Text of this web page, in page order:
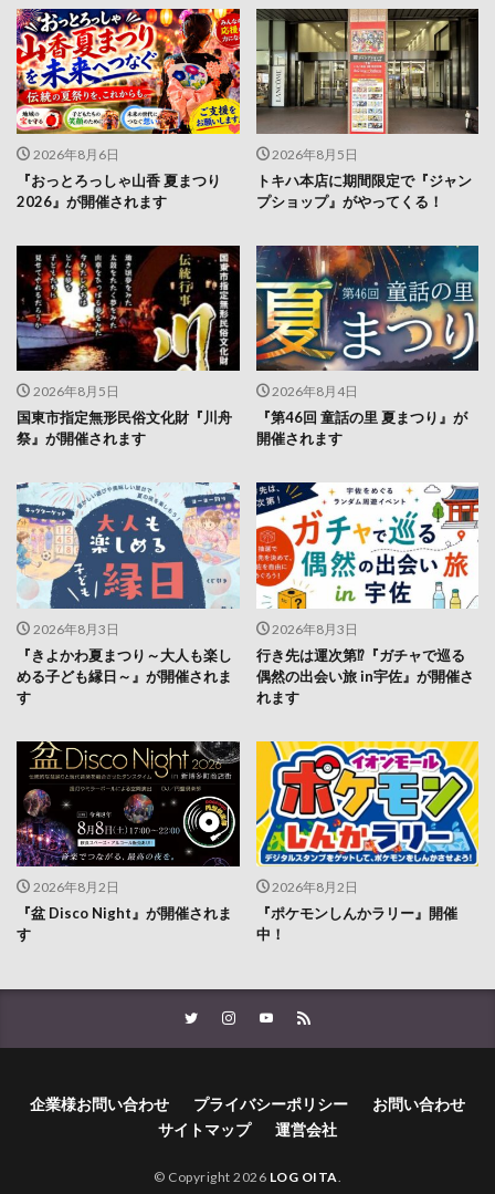
2026年8月6日
『おっとろっしゃ山香 夏まつり
2026』が開催されます
2026年8月5日
トキハ本店に期間限定で『ジャン
プショップ』がやってくる！
2026年8月5日
国東市指定無形民俗文化財『川舟
祭』が開催されます
2026年8月4日
『第46回 童話の里 夏まつり』が
開催されます
2026年8月3日
『きよかわ夏まつり～大人も楽し
める子ども縁日～』が開催されま
す
2026年8月3日
行き先は運次第⁉『ガチャで巡る
偶然の出会い旅 in宇佐』が開催さ
れます
2026年8月2日
『盆 Disco Night』が開催されま
す
2026年8月2日
『ポケモンしんかラリー』開催
中！
企業様お問い合わせ プライバシーポリシー
お問い合わせ
サイトマップ
運営会社
© Copyright 2026 LOG OITA